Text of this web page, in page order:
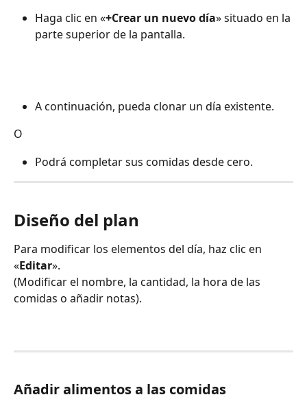
Haga clic en «+Crear un nuevo día» situado en la
parte superior de la pantalla.
A continuación, pueda clonar un día existente.
O
Podrá completar sus comidas desde cero.
Diseño del plan
Para modificar los elementos del día, haz clic en
«Editar».
(Modificar el nombre, la cantidad, la hora de las
comidas o añadir notas).
Añadir alimentos a las comidas